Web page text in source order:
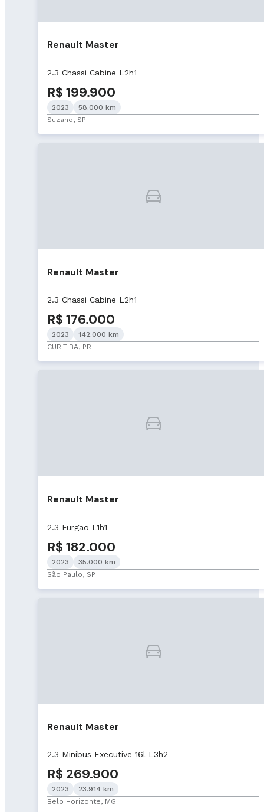
Renault Master
2.3 Chassi Cabine L2h1
R$ 199.900
2023
58.000 km
Suzano, SP
Renault Master
2.3 Chassi Cabine L2h1
R$ 176.000
2023
142.000 km
CURITIBA, PR
Renault Master
2.3 Furgao L1h1
R$ 182.000
2023
35.000 km
São Paulo, SP
Renault Master
2.3 Minibus Executive 16l L3h2
R$ 269.900
2023
23.914 km
Belo Horizonte, MG